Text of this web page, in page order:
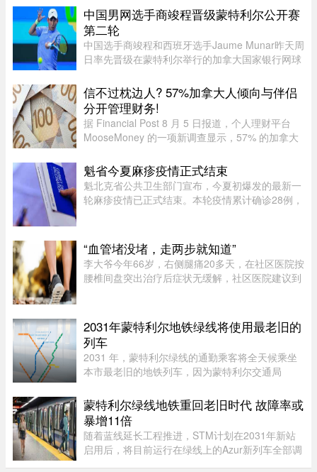
Bellefontaine、靠近avenue de ...
中国男网选手商竣程晋级蒙特利尔公开赛
第二轮
中国选手商竣程和西班牙选手Jaume Munar昨天周
日率先晋级在蒙特利尔举行的加拿大国家银行网球
降雨让赛事安排受到严重影响。世界排名第270位
的商竣程以6比3、6比3击败巴 ...
信不过枕边人? 57%加拿大人倾向与伴侣
分开管理财务!
据 Financial Post 8 月 5 日报道，个人理财平台
MooseMoney 的一项新调查显示，57% 的加拿大
调查于 6 月收集了 639 名加拿大成年人的反馈，
发现在稳定关系中，最受欢 ...
魁省今夏麻疹疫情正式结束
魁北克省公共卫生部门宣布，今夏初爆发的最新一
轮麻疹疫情已正式结束。本轮疫情累计确诊28例，
染源，并通知可能接触病毒 ...
“血管堵没堵，走两步就知道”
李大爷今年66岁，右侧腿痛20多天，在社区医院按
腰椎间盘突出治疗后症状无缓解，社区医院建议到
侧）、胫后动脉（小腿后侧 ...
2031年蒙特利尔地铁绿线将使用最老旧的
列车
2031 年，蒙特利尔绿线的通勤乘客将全天候乘坐
本市最老旧的地铁列车，因为蒙特利尔交通局
六年后，当蓝线延长线通车时，STM 将把现代化
的 Azur 列车从绿线调往蓝线。作为 ...
蒙特利尔绿线地铁重回老旧时代 故障率或
暴增11倍
随着蓝线延长工程推进，STM计划在2031年新站
启用后，将目前运行在绿线上的Azur新列车全部调